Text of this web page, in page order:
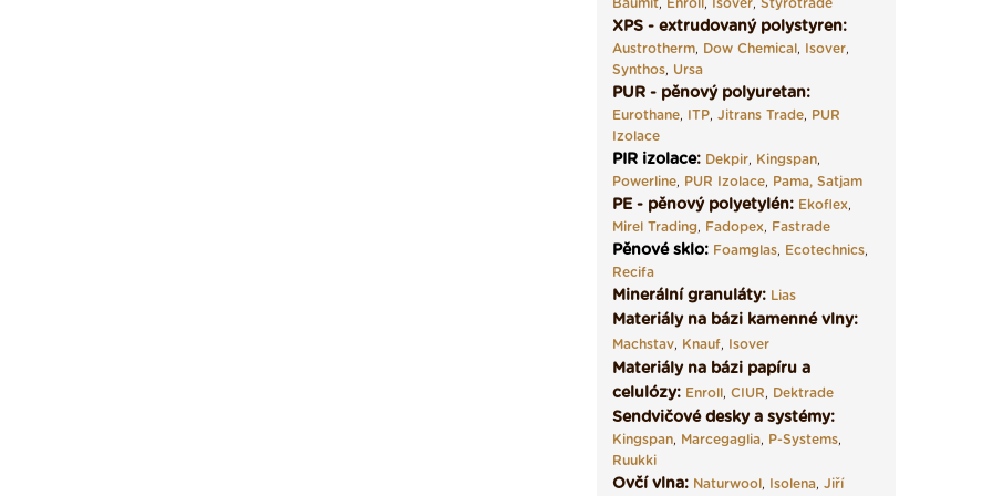
Baumit, Enroll , Isover, Styrotrade
XPS - extrudovaný polystyren:
Austrotherm, Dow Chemical, Isover,
Synthos, Ursa
PUR - pěnový polyuretan:
Eurothane, ITP, Jitrans Trade, PUR
Izolace
PIR izolace: Dekpir, Kingspan,
Powerline, PUR Izolace, Pama, Satjam
PE - pěnový polyetylén: Ekoflex,
Mirel Trading, Fadopex, Fastrade
Pěnové sklo: Foamglas, Ecotechnics,
Recifa
Minerální granuláty: Lias
Materiály na bázi kamenné vlny:
Machstav, Knauf, Isover
Materiály na bázi papíru a
celulózy: Enroll, CIUR, Dektrade
Sendvičové desky a systémy:
Kingspan, Marcegaglia, P-Systems,
Ruukki
Ovčí vlna: Naturwool, Isolena, Jiří